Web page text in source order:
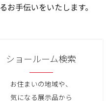
お手伝いをいたします。
ショールーム検索
お住まいの地域や、
気になる展示品から